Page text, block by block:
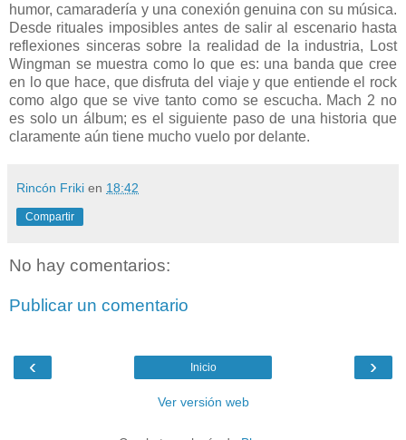
humor, camaradería y una conexión genuina con su música.
Desde rituales imposibles antes de salir al escenario hasta
reflexiones sinceras sobre la realidad de la industria, Lost
Wingman se muestra como lo que es: una banda que cree
en lo que hace, que disfruta del viaje y que entiende el rock
como algo que se vive tanto como se escucha. Mach 2 no
es solo un álbum; es el siguiente paso de una historia que
claramente aún tiene mucho vuelo por delante.
Rincón Friki en 18:42
Compartir
No hay comentarios:
Publicar un comentario
‹ ›
Inicio
Ver versión web